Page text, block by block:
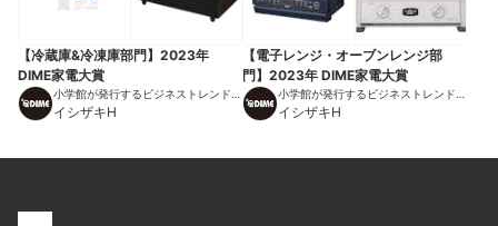
【冷蔵庫&冷凍庫部門】2023年
DIME家電大賞
小学館が発行するビジネストレンドマ
ガジン
イシザキH
【電子レンジ・オーブンレンジ部
門】2023年 DIME家電大賞
小学館が発行するビジネストレンドマ
ガジン
イシザキH